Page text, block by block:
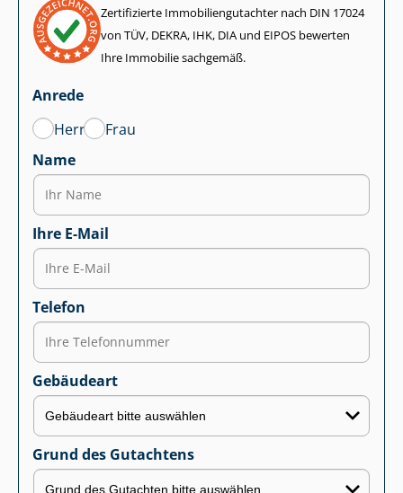
Zertifizierte Im­mo­bi­li­en­gut­ach­ter nach DIN 17024
von TÜV, DEKRA, IHK, DIA und EIPOS bewerten
Ihre Immobilie sachgemäß.
Anrede
Herr
Frau
Name
Ihre E-Mail
Telefon
Gebäudeart
Grund des Gutachtens